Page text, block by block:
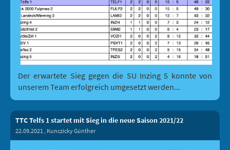
Der erwartete Sieg gegen die SU Inzing 5 konnte von
unserem Team erfolgreich umgesetzt werden...
TTC Telfs 1 startet mit Sieg in die neue Saison 2021/22
22.09.2021 , Kunczicky Günther